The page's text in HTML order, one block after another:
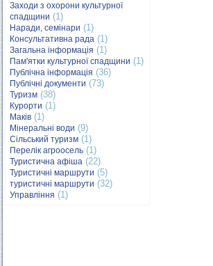
Заходи з охорони культурної
спадщини (1)
Наради, семінари (1)
Консультативна рада (1)
Загальна інформація (1)
Пам'ятки культурної спадщини (1)
Публічна інформація (36)
Публічні документи (73)
Туризм (38)
Курорти (1)
Маків (1)
Мінеральні води (9)
Сільський туризм (1)
Перелік агроосель (1)
Туристична афіша (22)
Туристичні маршрути (5)
туристичні маршрути (32)
Управління (1)